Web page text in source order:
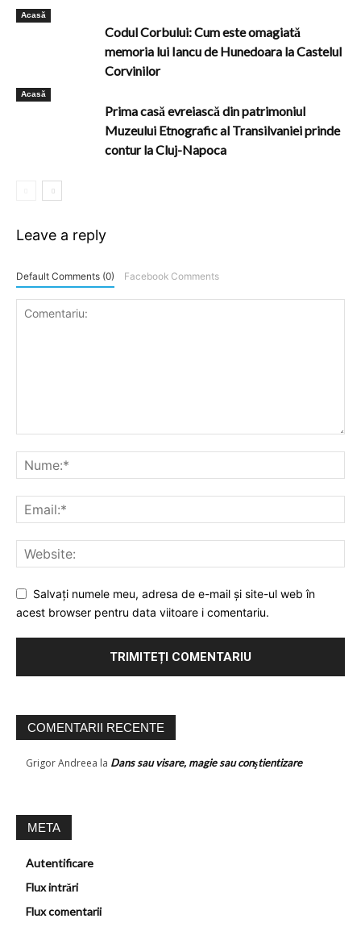
Acasă
Codul Corbului: Cum este omagiată
memoria lui Iancu de Hunedoara la Castelul
Corvinilor
Acasă
Prima casă evreiască din patrimoniul
Muzeului Etnografic al Transilvaniei prinde
contur la Cluj-Napoca
Leave a reply
Default Comments (0) Facebook Comments
Salvați numele meu, adresa de e-mail și site-ul web în
acest browser pentru data viitoare i comentariu.
COMENTARII RECENTE
Grigor Andreea la Dans sau visare, magie sau conştientizare
META
Autentificare
Flux intrări
Flux comentarii